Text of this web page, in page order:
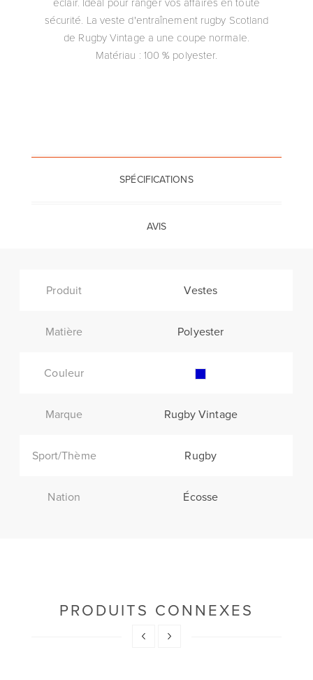
sécurité. La veste d'entraînement rugby Scotland
de Rugby Vintage a une coupe normale.
Matériau : 100 % polyester.
SPÉCIFICATIONS
AVIS
Produit Vestes
Matière Polyester
Couleur
Marque Rugby Vintage
Sport/Thème Rugby
Nation Écosse
PRODUITS CONNEXES